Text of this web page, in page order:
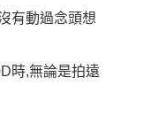
有動過念頭想
時,無論是拍遠